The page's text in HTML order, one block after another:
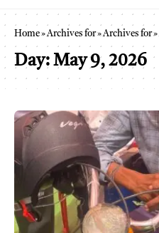
Home» Archives for» Archives for»
Day: May 9, 2026